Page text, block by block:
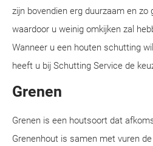
zijn bovendien erg duurzaam en zo
waardoor u weinig omkijken zal
Wanneer u een houten schutting
heeft u bij Schutting Service de
Grenen
Grenen is een houtsoort dat
Grenenhout is samen met vuren